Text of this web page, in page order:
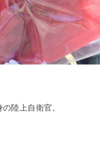
陸上自衛官。